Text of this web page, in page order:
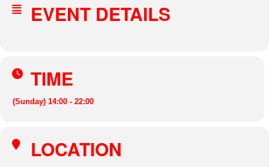
EVENT DETAILS
TIME
(Sunday) 14:00 - 22:00
LOCATION